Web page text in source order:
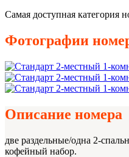
Самая доступная категория
Фотографии
Описание номера
две раздельные/одна 2-
кофейный набор.